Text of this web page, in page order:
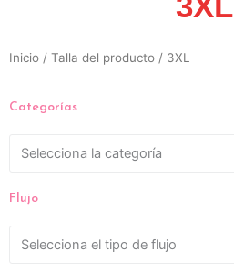
Inicio / Talla del producto / 3XL
Categorías
Selecciona la categoría
Flujo
Selecciona el tipo de flujo